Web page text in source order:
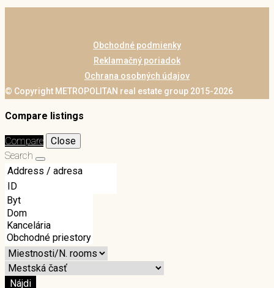
Obchodné podmienky
Reklamačný poriadok
Ochrana osobných údajov
© Copyright METROPOLITAN real estate group 2015-2026
Compare listings
Compare
Close
Search
Nájdi